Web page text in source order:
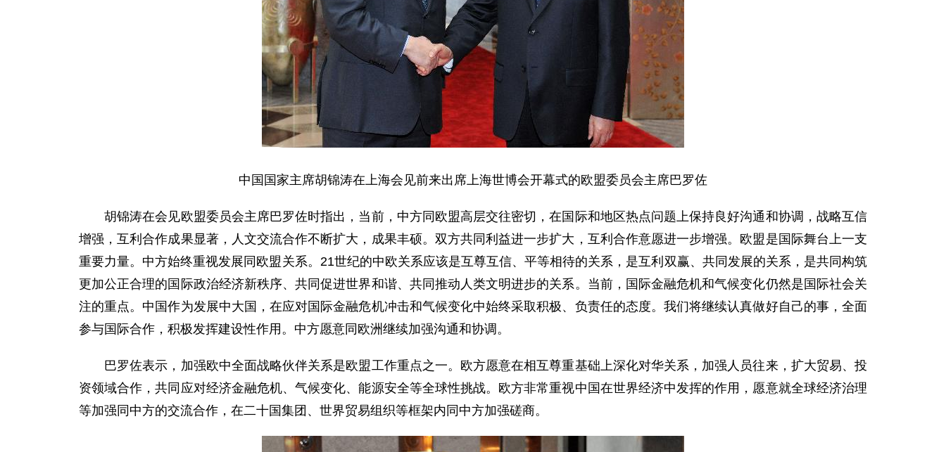
中国国家主席胡锦涛在上海会见前来出席上海世博会开幕式的欧盟委员会主席巴罗佐
胡锦涛在会见欧盟委员会主席巴罗佐时指出，当前，中方同欧盟高层交往密切，在国际和地区热点问题上保持良好沟通和协调，战略互信
增强，互利合作成果显著，人文交流合作不断扩大，成果丰硕。双方共同利益进一步扩大，互利合作意愿进一步增强。欧盟是国际舞台上一支
重要力量。中方始终重视发展同欧盟关系。21世纪的中欧关系应该是互尊互信、平等相待的关系，是互利双赢、共同发展的关系，是共同构筑
更加公正合理的国际政治经济新秩序、共同促进世界和谐、共同推动人类文明进步的关系。当前，国际金融危机和气候变化仍然是国际社会关
注的重点。中国作为发展中大国，在应对国际金融危机冲击和气候变化中始终采取积极、负责任的态度。我们将继续认真做好自己的事，全面
参与国际合作，积极发挥建设性作用。中方愿意同欧洲继续加强沟通和协调。
巴罗佐表示，加强欧中全面战略伙伴关系是欧盟工作重点之一。欧方愿意在相互尊重基础上深化对华关系，加强人员往来，扩大贸易、投
资领域合作，共同应对经济金融危机、气候变化、能源安全等全球性挑战。欧方非常重视中国在世界经济中发挥的作用，愿意就全球经济治理
等加强同中方的交流合作，在二十国集团、世界贸易组织等框架内同中方加强磋商。